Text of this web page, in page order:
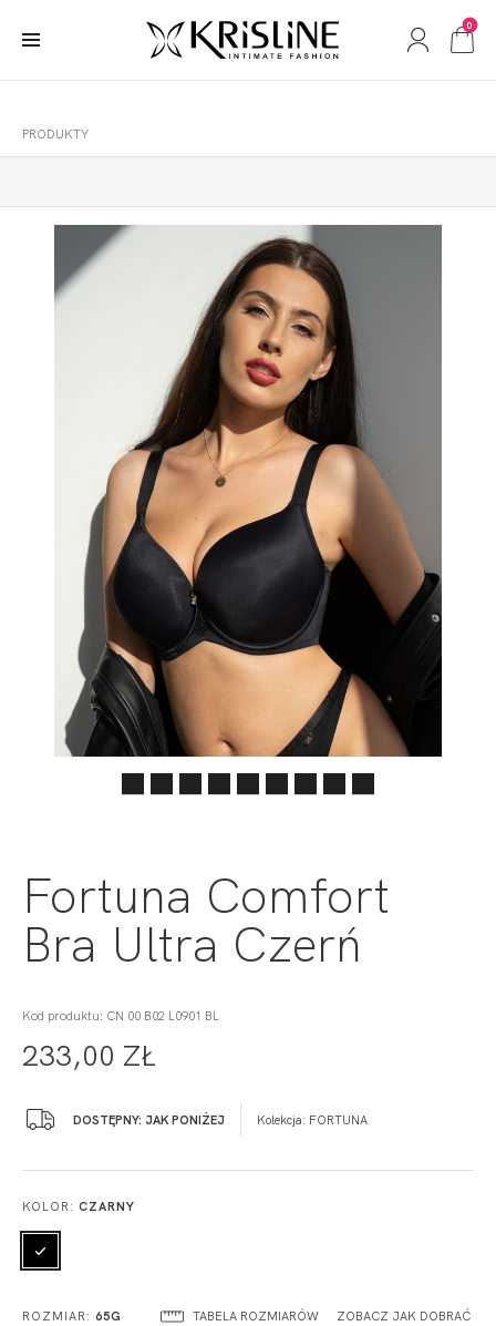
0
PRODUKTY
Fortuna Comfort
Bra Ultra Czerń
Kod produktu: CN 00 B02 L0901 BL
233,00 ZŁ
DOSTĘPNY: JAK PONIŻEJ Kolekcja: FORTUNA
KOLOR: CZARNY
ROZMIAR: 65G TABELA ROZMIARÓW ZOBACZ JAK DOBRAĆ